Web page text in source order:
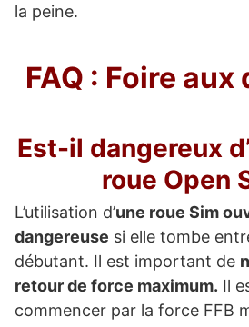
la peine.
FAQ : Foire
Est-il dangereux
roue Open
L’utilisation d’une roue Sim
dangereuse si elle tombe
débutant. Il est important de
retour de force maximum. Il
commencer par la force FFB